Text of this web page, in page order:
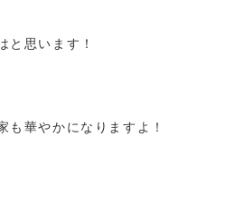
と思います！
も華やかになりますよ！